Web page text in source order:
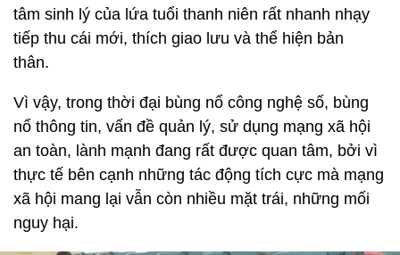
tâm sinh lý của lứa tuổi thanh niên rất nhanh nhạy
tiếp thu cái mới, thích giao lưu và thể hiện bản
thân.
Vì vậy, trong thời đại bùng nổ công nghệ số, bùng
nổ thông tin, vấn đề quản lý, sử dụng mạng xã hội
an toàn, lành mạnh đang rất được quan tâm, bởi vì
thực tế bên cạnh những tác động tích cực mà mạng
xã hội mang lại vẫn còn nhiều mặt trái, những mối
nguy hại.